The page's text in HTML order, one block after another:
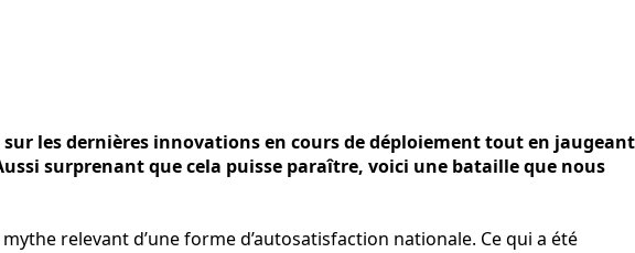
les dernières innovations en cours de déploiement tout en jaugeant
surprenant que cela puisse paraître, voici une bataille que nous
relevant d’une forme d’autosatisfaction nationale. Ce qui a été